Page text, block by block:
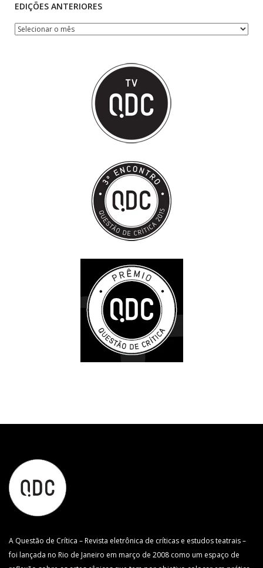
EDIÇÕES ANTERIORES
A Questão de Crítica – Revista eletrônica de críticas e estudos teatrais –
foi lançada no Rio de Janeiro em março de 2008 como um espaço de